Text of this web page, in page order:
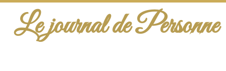
Le journal de Personne